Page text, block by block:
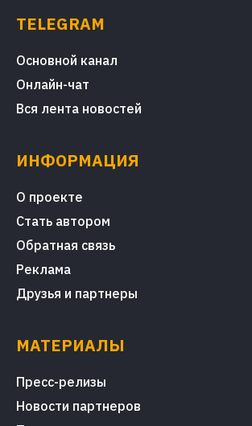
TELEGRAM
Основной канал
Онлайн-чат
Вся лента новостей
ИНФОРМАЦИЯ
О проекте
Стать автором
Обратная связь
Реклама
Друзья и партнеры
МАТЕРИАЛЫ
Пресс-релизы
Новости партнеров